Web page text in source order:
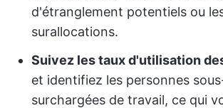
d'étranglement potentiels ou
surallocations.
Suivez les taux d'utilisation
et identifiez les personnes
surchargées de travail, ce qui